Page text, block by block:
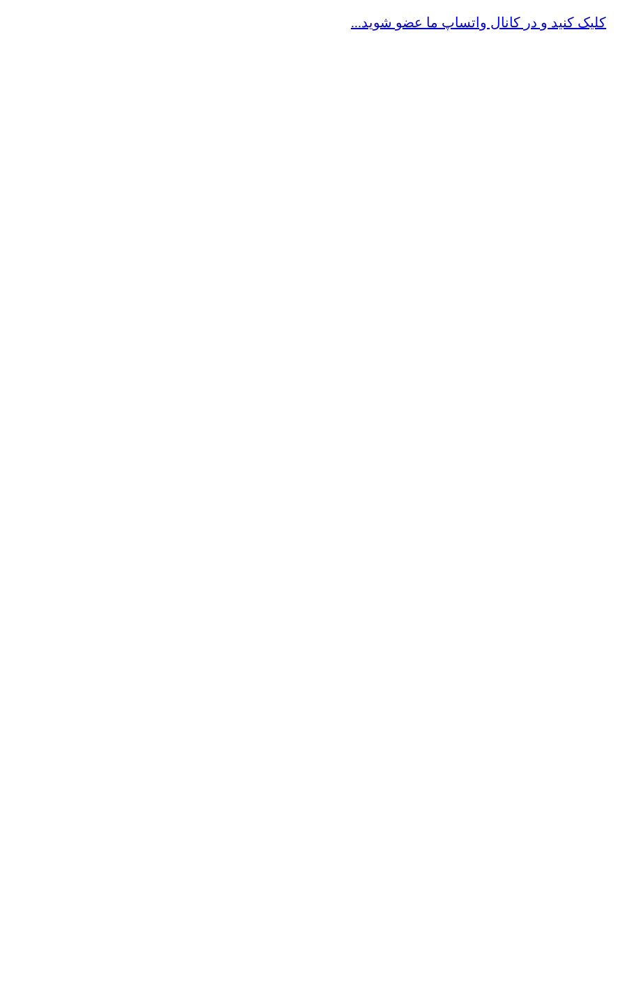
کلیک کنید و در کانال واتساپ ما عضو شوید...